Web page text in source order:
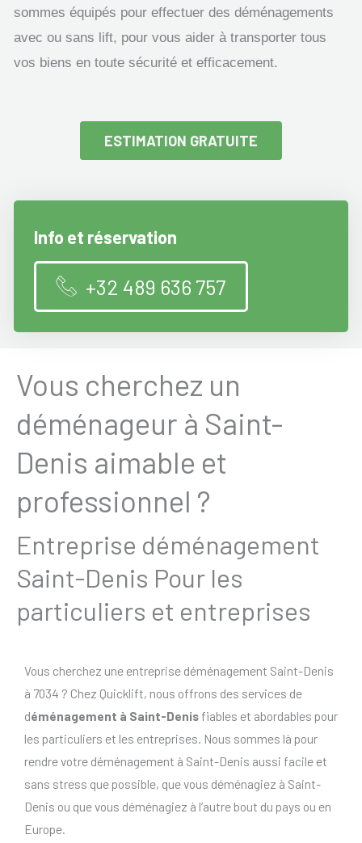
sommes équipés pour effectuer des déménagements
avec ou sans lift, pour vous aider à transporter tous
vos biens en toute sécurité et efficacement.
ESTIMATION GRATUITE
Info et réservation
+32 489 636 757
Vous cherchez un
déménageur à Saint-
Denis aimable et
professionnel ?
Entreprise déménagement
Saint-Denis Pour les
particuliers et entreprises
Vous cherchez une entreprise déménagement Saint-Denis
à 7034 ? Chez Quicklift, nous offrons des services de
déménagement à Saint-Denis fiables et abordables pour
les particuliers et les entreprises. Nous sommes là pour
rendre votre déménagement à Saint-Denis aussi facile et
sans stress que possible, que vous déménagiez à Saint-
Denis ou que vous déménagiez à l’autre bout du pays ou en
Europe.